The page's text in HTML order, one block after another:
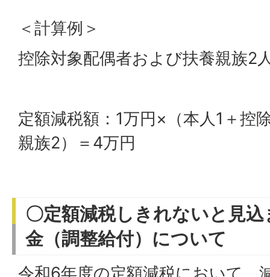
＜計算例＞
控除対象配偶者および扶養親族2
定額減税額：1万円×（本人1＋控
親族2）＝4万円
〇定額減税しきれないと見
金（調整給付）について